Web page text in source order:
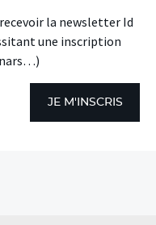
la newsletter Id
une inscription
JE M'INSCRIS